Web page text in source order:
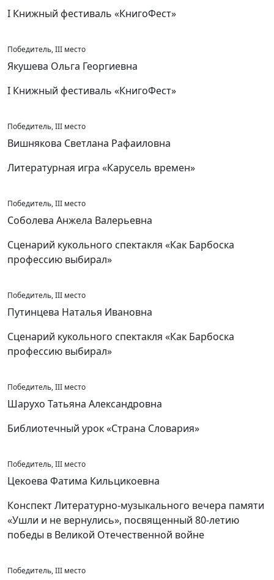
I Книжный фестиваль «КнигоФест»
Победитель, III место
Якушева Ольга Георгиевна
I Книжный фестиваль «КнигоФест»
Победитель, III место
Вишнякова Светлана Рафаиловна
Литературная игра «Карусель времен»
Победитель, III место
Соболева Анжела Валерьевна
Сценарий кукольного спектакля «Как Барбоска
профессию выбирал»
Победитель, III место
Путинцева Наталья Ивановна
Сценарий кукольного спектакля «Как Барбоска
профессию выбирал»
Победитель, III место
Шарухо Татьяна Александровна
Библиотечный урок «Страна Словария»
Победитель, III место
Цекоева Фатима Кильцикоевна
Конспект Литературно-музыкального вечера памяти
«Ушли и не вернулись», посвященный 80-летию
победы в Великой Отечественной войне
Победитель, III место